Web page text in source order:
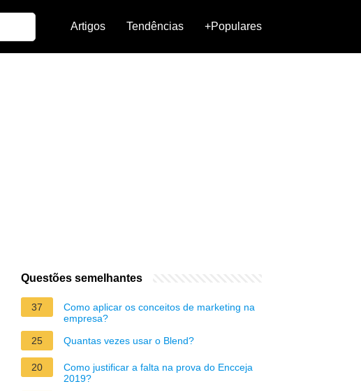
Artigos Tendências +Populares
Questões semelhantes
37
Como aplicar os conceitos de marketing na
empresa?
25
Quantas vezes usar o Blend?
20
Como justificar a falta na prova do Encceja
2019?